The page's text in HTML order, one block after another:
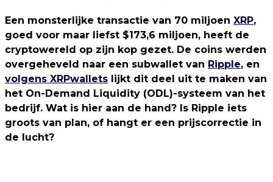
Een monsterlijke transactie van 70 miljoen XRP,
goed voor maar liefst $173,6 miljoen, heeft de
cryptowereld op zijn kop gezet. De coins werden
overgeheveld naar een subwallet van Ripple, en
volgens XRPwallets lijkt dit deel uit te maken van
het On-Demand Liquidity (ODL)-systeem van het
bedrijf. Wat is hier aan de hand? Is Ripple iets
groots van plan, of hangt er een prijscorrectie in
de lucht?